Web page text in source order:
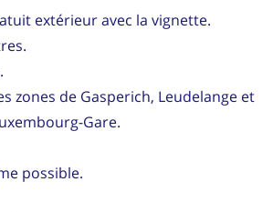
extérieur avec la vignette.
zones de Gasperich, Leudelange et
Gare.
possible.